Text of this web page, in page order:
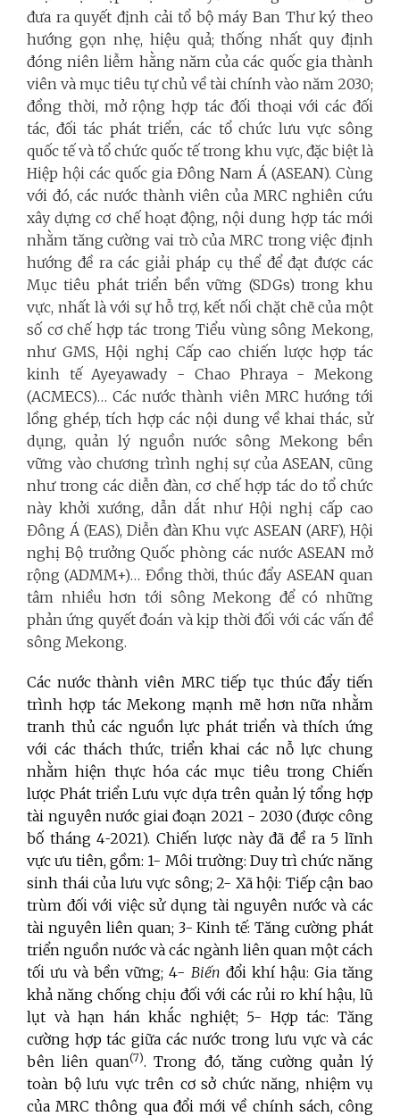
đưa ra quyết định cải tổ bộ máy Ban Thư ký theo
hướng gọn nhẹ, hiệu quả; thống nhất quy định
đóng niên liễm hằng năm của các quốc gia thành
viên và mục tiêu tự chủ về tài chính vào năm 2030;
đồng thời, mở rộng hợp tác đối thoại với các đối
tác, đối tác phát triển, các tổ chức lưu vực sông
quốc tế và tổ chức quốc tế trong khu vực, đặc biệt là
Hiệp hội các quốc gia Đông Nam Á (ASEAN). Cùng
với đó, các nước thành viên của MRC nghiên cứu
xây dựng cơ chế hoạt động, nội dung hợp tác mới
nhằm tăng cường vai trò của MRC trong việc định
hướng đề ra các giải pháp cụ thể để đạt được các
Mục tiêu phát triển bền vững (SDGs) trong khu
vực, nhất là với sự hỗ trợ, kết nối chặt chẽ của một
số cơ chế hợp tác trong Tiểu vùng sông Mekong,
như GMS, Hội nghị Cấp cao chiến lược hợp tác
kinh tế Ayeyawady - Chao Phraya - Mekong
(ACMECS)… Các nước thành viên MRC hướng tới
lồng ghép, tích hợp các nội dung về khai thác, sử
dụng, quản lý nguồn nước sông Mekong bền
vững vào chương trình nghị sự của ASEAN, cũng
như trong các diễn đàn, cơ chế hợp tác do tổ chức
này khởi xướng, dẫn dắt như Hội nghị cấp cao
Đông Á (EAS), Diễn đàn Khu vực ASEAN (ARF), Hội
nghị Bộ trưởng Quốc phòng các nước ASEAN mở
rộng (ADMM+)… Đồng thời, thúc đẩy ASEAN quan
tâm nhiều hơn tới sông Mekong để có những
phản ứng quyết đoán và kịp thời đối với các vấn đề
sông Mekong.
Các nước thành viên MRC tiếp tục thúc đẩy tiến
trình hợp tác Mekong mạnh mẽ hơn nữa nhằm
tranh thủ các nguồn lực phát triển và thích ứng
với các thách thức, triển khai các nỗ lực chung
nhằm hiện thực hóa các mục tiêu trong Chiến
lược Phát triển Lưu vực dựa trên quản lý tổng hợp
tài nguyên nước giai đoạn 2021- 2030 (được công
bố tháng 4-2021). Chiến lược này đã đề ra 5 lĩnh
vực ưu tiên, gồm: 1- Môi trường: Duy trì chức năng
sinh thái của lưu vực sông; 2- Xã hội: Tiếp cận bao
trùm đối với việc sử dụng tài nguyên nước và các
tài nguyên liên quan; 3- Kinh tế: Tăng cường phát
triển nguồn nước và các ngành liên quan một cách
tối ưu và bền vững; 4- Biến đổi khí hậu: Gia tăng
khả năng chống chịu đối với các rủi ro khí hậu, lũ
lụt và hạn hán khắc nghiệt; 5- Hợp tác: Tăng
cường hợp tác giữa các nước trong lưu vực và các
bên liên quan(7). Trong đó, tăng cường quản lý
toàn bộ lưu vực trên cơ sở chức năng, nhiệm vụ
của MRC thông qua đổi mới về chính sách, công